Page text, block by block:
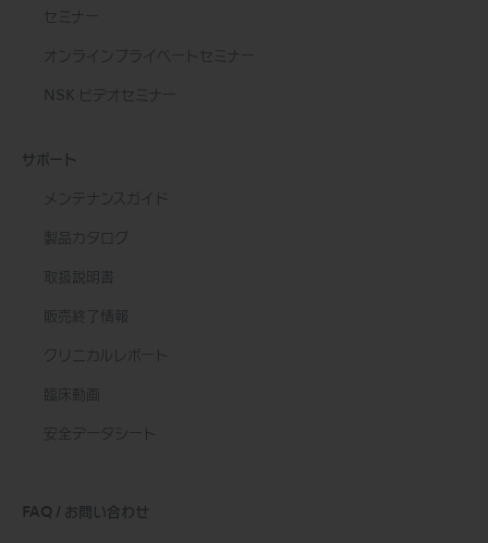
セミナー
オンラインプライベートセミナー
NSK ビデオセミナー
サポート
メンテナンスガイド
製品カタログ
取扱説明書
販売終了情報
クリニカルレポート
臨床動画
安全データシート
FAQ / お問い合わせ